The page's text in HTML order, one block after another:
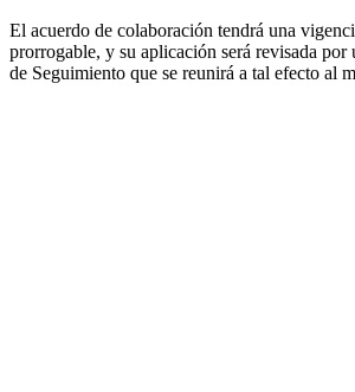
El acuerdo de colaboración tendrá una
prorrogable, y su aplicación será revisada
de Seguimiento que se reunirá a tal efecto al